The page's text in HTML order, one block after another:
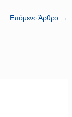
Επόμενο Άρθρο →